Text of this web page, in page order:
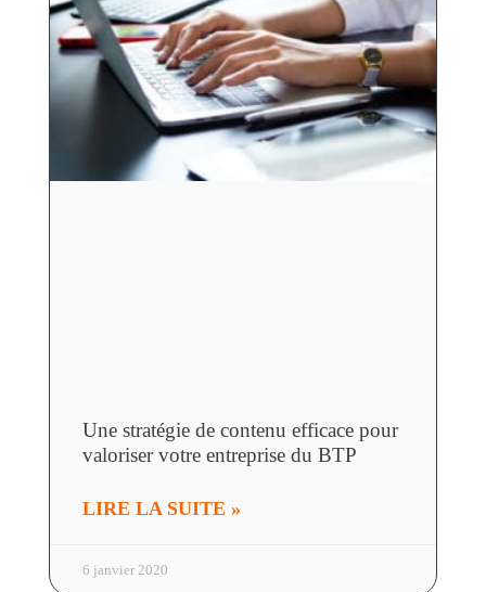
Une stratégie de contenu efficace pour
valoriser votre entreprise du BTP
LIRE LA SUITE »
6 janvier 2020